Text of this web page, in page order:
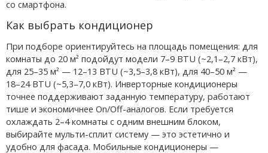
со смартфона.
Как выбрать кондиционер
При подборе ориентируйтесь на площадь помещения: для
комнаты до 20 м² подойдут модели 7–9 BTU (~2,1–2,7 кВт),
для 25–35 м² — 12–13 BTU (~3,5–3,8 кВт), для 40–50 м² —
18–24 BTU (~5,3–7,0 кВт). Инверторные кондиционеры
точнее поддерживают заданную температуру, работают
тише и экономичнее On/Off-аналогов. Если требуется
охлаждать 2–4 комнаты с одним внешним блоком,
выбирайте мульти-сплит систему — это эстетично и
удобно для фасада. Мобильные кондиционеры —